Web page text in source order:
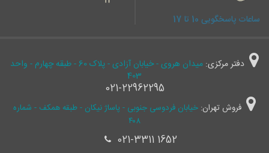
ساعات پاسخگویی 10 تا 17
دفتر مرکزی:
میدان هروی - خیابان آزادی - پلاک 60 - طبقه چهارم - واحد
403
021-22962295
فروش تهران: خیابان فردوسی جنوبی - پاساژ نیکان - طبقه همکف - شماره
۴۰۸
021-3311 1652